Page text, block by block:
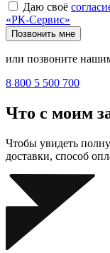
Даю своё
«РК-Сервис»
Позвонить мне
или позвоните
8 800 5 500 700
Что с моим
Чтобы увидеть
доставки, способ